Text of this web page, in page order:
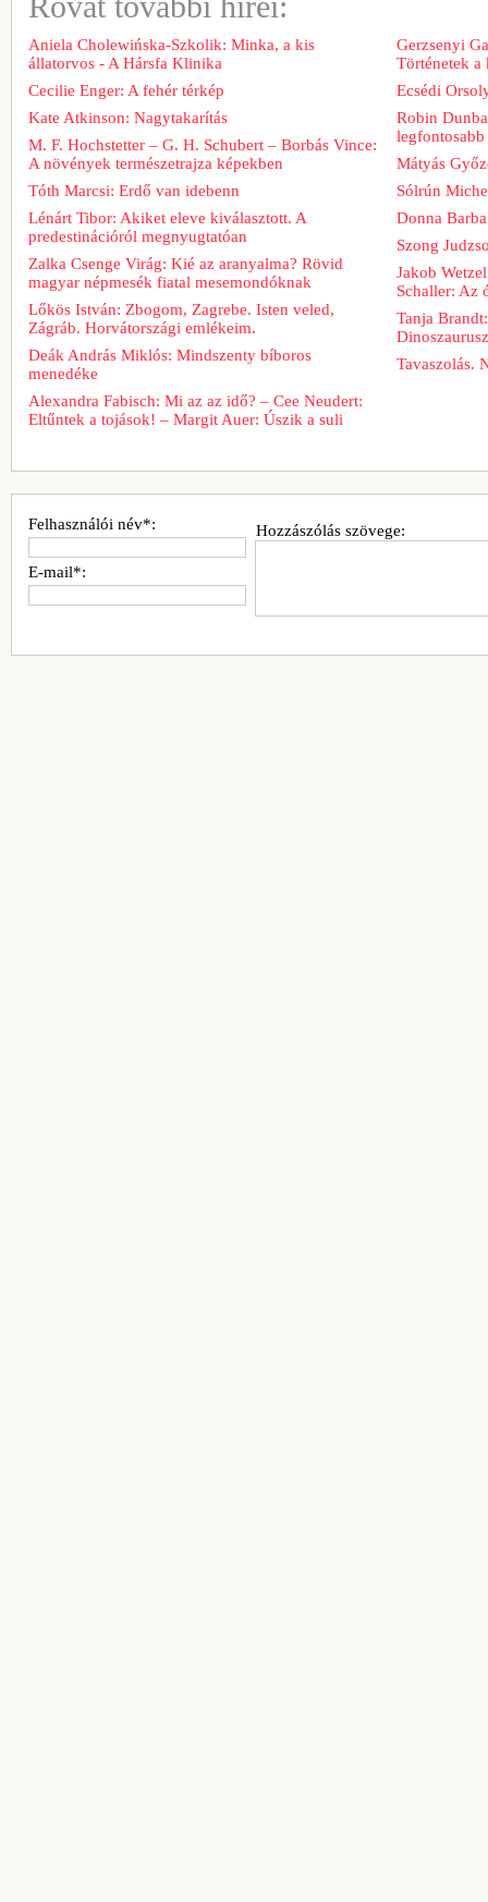
Aniela Cholewińska-Szkolik: Minka, a kis
állatorvos - A Hársfa Klinika
Cecilie Enger: A fehér térkép
Kate Atkinson: Nagytakarítás
M. F. Hochstetter – G. H. Schubert – Borbás Vince:
A növények természetrajza képekben
Tóth Marcsi: Erdő van idebenn
Lénárt Tibor: Akiket eleve kiválasztott. A
predestinációról megnyugtatóan
Zalka Csenge Virág: Kié az aranyalma? Rövid
magyar népmesék fiatal mesemondóknak
Lőkös István: Zbogom, Zagrebe. Isten veled,
Zágráb. Horvátországi emlékeim.
Deák András Miklós: Mindszenty bíboros
menedéke
Alexandra Fabisch: Mi az az idő? – Cee Neudert:
Eltűntek a tojások! – Margit Auer: Úszik a suli
Gerzsenyi
Történetek
Ecsédi
Robin
Mátyás
Sólrún
Donna
Szong
Jakob
Schaller: Az
Tanja
Tavaszolás.
Hozzászólás szövege:
Felhasználói név*:
E-mail*: